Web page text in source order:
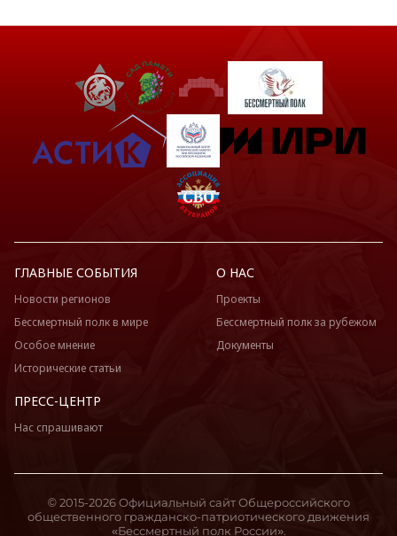
ГЛАВНЫЕ СОБЫТИЯ
Новости регионов
Бессмертный полк в мире
Особое мнение
Исторические статьи
О НАС
Проекты
Бессмертный полк за рубежом
Документы
ПРЕСС-ЦЕНТР
Нас спрашивают
© 2015-2026 Официальный сайт Общероссийского
общественного гражданско-патриотического движения
«Бессмертный полк России».